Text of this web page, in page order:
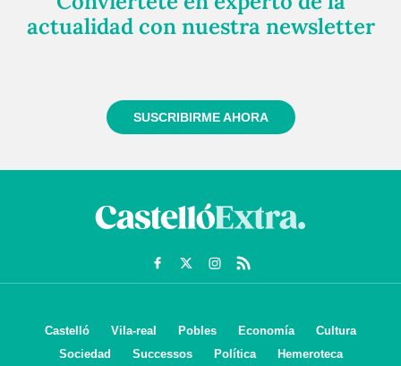
actualidad con nuestra newsletter
SUSCRIBIRME AHORA
Castelló Vila-real Pobles Economía
Cultura
Sociedad
Successos Política Hemeroteca